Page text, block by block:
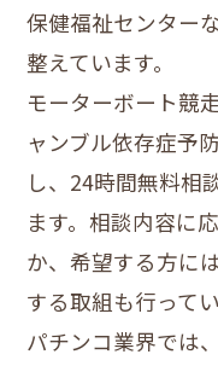
保健福祉センター
整えています。
モーターボート競
ャンブル依存症予
し、24時間無料相
ます。相談内容に
か、希望する方に
する取組も行ってい
パチンコ業界では